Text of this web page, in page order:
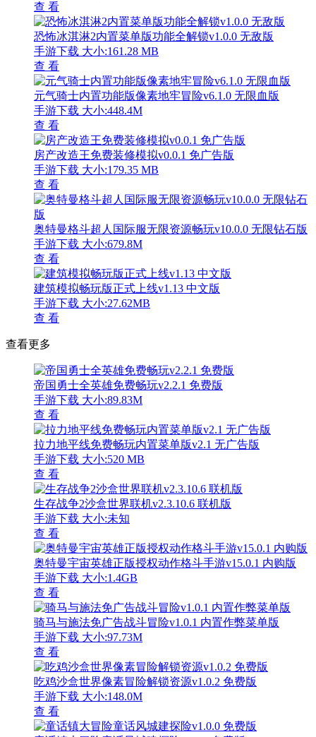
查 看
恐怖冰淇淋2内置菜单版功能全解锁v1.0.0 无敌版
手游下载 大小:161.28 MB
查 看
元气骑士内置功能版像素地牢冒险v6.1.0 无限血版
手游下载 大小:448.4M
查 看
房产改造王免费装修模拟v0.0.1 免广告版
手游下载 大小:179.35 MB
查 看
奥特曼格斗超人国际服无限资源畅玩v10.0.0 无限钻石版
手游下载 大小:679.8M
查 看
建筑模拟畅玩版正式上线v1.13 中文版
手游下载 大小:27.62MB
查 看
查看更多
帝国勇士全英雄免费畅玩v2.2.1 免费版
手游下载 大小:89.83M
查 看
拉力地平线免费畅玩内置菜单版v2.1 无广告版
手游下载 大小:520 MB
查 看
生存战争2沙盒世界联机v2.3.10.6 联机版
手游下载 大小:未知
查 看
奥特曼宇宙英雄正版授权动作格斗手游v15.0.1 内购版
手游下载 大小:1.4GB
查 看
骑马与施法免广告战斗冒险v1.0.1 内置作弊菜单版
手游下载 大小:97.73M
查 看
吃鸡沙盒世界像素冒险解锁资源v1.0.2 免费版
手游下载 大小:148.0M
查 看